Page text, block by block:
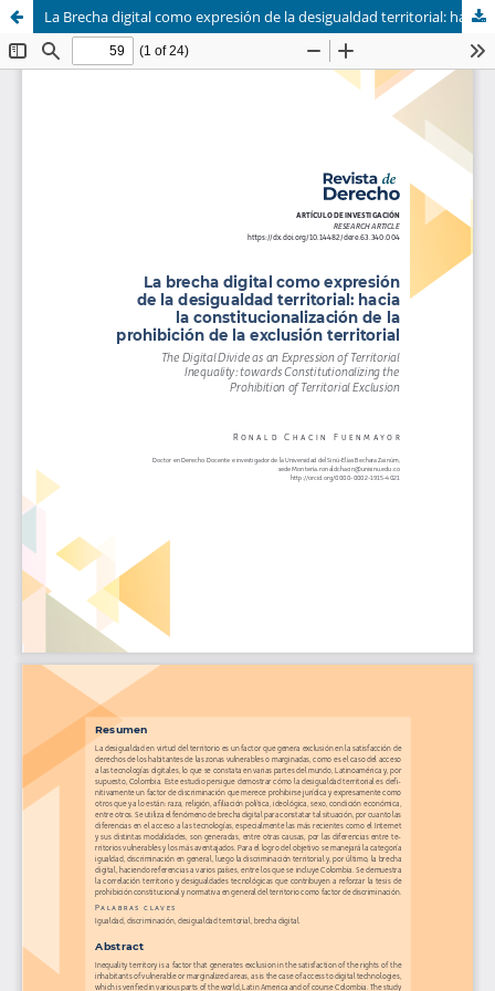
La Brecha digital como expresión de la desigualdad territorial: hacia la constitucionalización de la prohibición de la exclusión territorial